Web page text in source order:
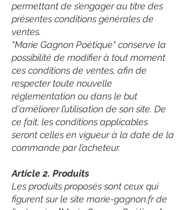
permettant de s’engager au titre des
présentes conditions générales de
ventes.
"Marie Gagnon Poétique" conserve la
possibilité de modifier à tout moment
ces conditions de ventes, afin de
respecter toute nouvelle
réglementation ou dans le but
d'améliorer l’utilisation de son site. De
ce fait, les conditions applicables
seront celles en vigueur à la date de la
commande par l’acheteur.
Article 2. Produits
Les produits proposés sont ceux qui
figurent sur le site marie-gagnon.fr de